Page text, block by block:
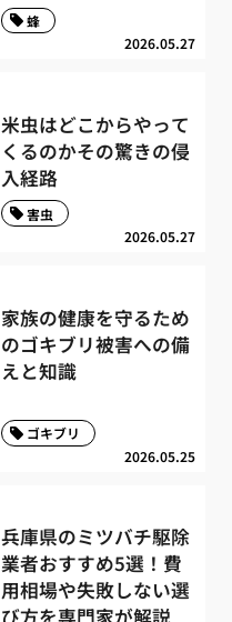
2026.05.27
蜂
米虫はどこからやって
くるのかその驚きの侵
入経路
2026.05.27
害虫
家族の健康を守るため
のゴキブリ被害への備
えと知識
2026.05.25
ゴキブリ
兵庫県のミツバチ駆除
業者おすすめ5選！費
用相場や失敗しない選